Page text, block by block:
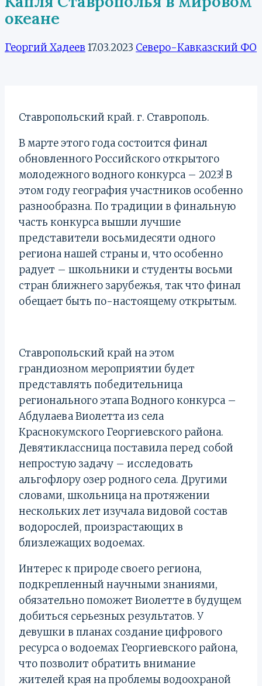
океане
Георгий Хадеев 17.03.2023 Северо-Кавказский ФО
Ставропольский край. г. Ставрополь.
В марте этого года состоится финал
обновленного Российского открытого
молодежного водного конкурса – 2023! В
этом году география участников особенно
разнообразна. По традиции в финальную
часть конкурса вышли лучшие
представители восьмидесяти одного
региона нашей страны и, что особенно
радует – школьники и студенты восьми
стран ближнего зарубежья, так что финал
обещает быть по-настоящему открытым.
Ставропольский край на этом
грандиозном мероприятии будет
представлять победительница
регионального этапа Водного конкурса –
Абдулаева Виолетта из села
Краснокумского Георгиевского района.
Девятиклассница поставила перед собой
непростую задачу – исследовать
альгофлору озер родного села. Другими
словами, школьница на протяжении
нескольких лет изучала видовой состав
водорослей, произрастающих в
близлежащих водоемах.
Интерес к природе своего региона,
подкрепленный научными знаниями,
обязательно поможет Виолетте в будущем
добиться серьезных результатов. У
девушки в планах создание цифрового
ресурса о водоемах Георгиевского района,
что позволит обратить внимание
жителей края на проблемы водоохраной